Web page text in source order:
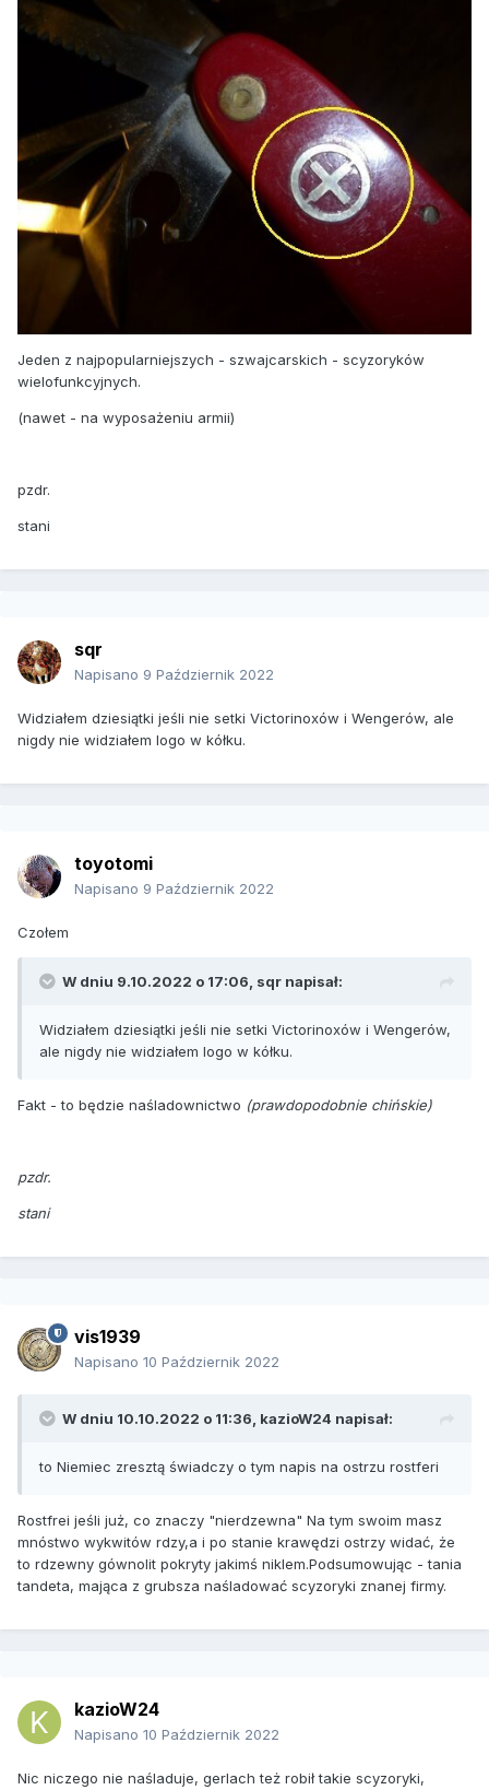
Jeden z najpopularniejszych - szwajcarskich - scyzoryków
wielofunkcyjnych.
(nawet - na wyposażeniu armii)
pzdr.
stani
sqr
Napisano 9 Październik 2022
Widziałem dziesiątki jeśli nie setki Victorinoxów i Wengerów, ale
nigdy nie widziałem logo w kółku.
toyotomi
Napisano 9 Październik 2022
Czołem
W dniu 9.10.2022 o 17:06, sqr napisał:
Widziałem dziesiątki jeśli nie setki Victorinoxów i Wengerów,
ale nigdy nie widziałem logo w kółku.
Fakt - to będzie naśladownictwo (prawdopodobnie chińskie)
pzdr.
stani
vis1939
Napisano 10 Październik 2022
W dniu 10.10.2022 o 11:36, kazioW24 napisał:
to Niemiec zresztą świadczy o tym napis na ostrzu rostferi
Rostfrei jeśli już, co znaczy "nierdzewna" Na tym swoim masz
mnóstwo wykwitów rdzy,a i po stanie krawędzi ostrzy widać, że
to rdzewny gównolit pokryty jakimś niklem.Podsumowując - tania
tandeta, mająca z grubsza naśladować scyzoryki znanej firmy.
kazioW24
Napisano 10 Październik 2022
Nic niczego nie naśladuje, gerlach też robił takie scyzoryki,